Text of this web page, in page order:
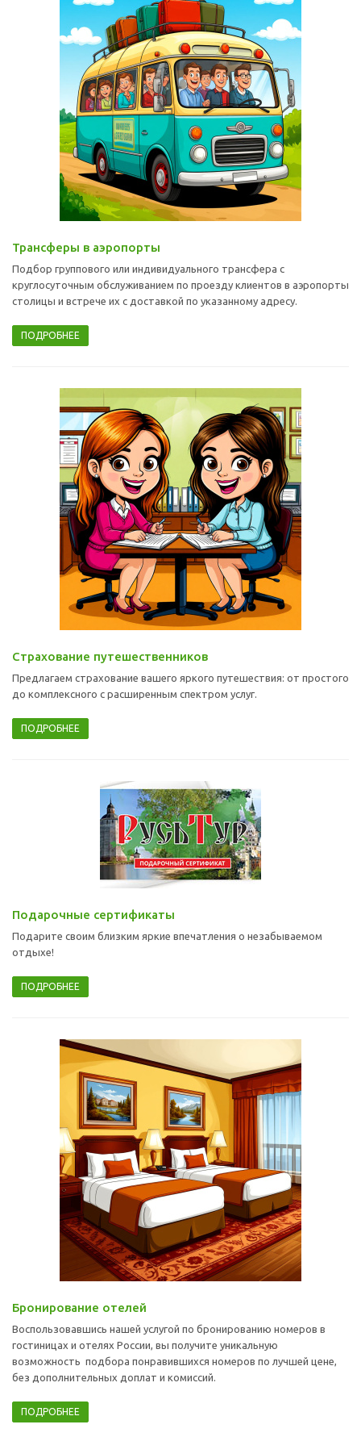
Трансферы в аэропорты
Подбор группового или индивидуального трансфера с
круглосуточным обслуживанием по проезду клиентов в аэропорты
столицы и встрече их с доставкой по указанному адресу.
ПОДРОБНЕЕ
Страхование путешественников
Предлагаем страхование вашего яркого путешествия: от простого
до комплексного с расширенным спектром услуг.
ПОДРОБНЕЕ
Подарочные сертификаты
Подарите своим близким яркие впечатления о незабываемом
отдыхе!
ПОДРОБНЕЕ
Бронирование отелей
Воспользовавшись нашей услугой по бронированию номеров в
гостиницах и отелях России, вы получите уникальную
возможность подбора понравившихся номеров по лучшей цене,
без дополнительных доплат и комиссий.
ПОДРОБНЕЕ